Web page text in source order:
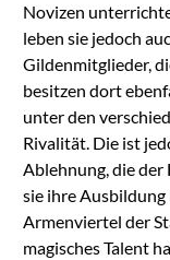
Novizen
leben sie jedoch
Gildenmitglieder,
besitzen dort
unter den
Rivalität. Die ist
Ablehnung, die der
sie ihre Ausbildung
Armenviertel der
magisches Talent